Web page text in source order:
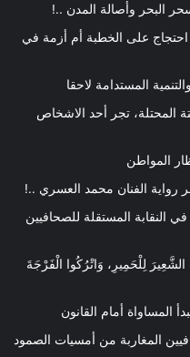
البحر وأصالة المدن ..!
احتجاج على الخطبة أم أزمة في
المستدامة لاحقا
المحتلة، تجر أحد الاشخاص
المواطن
رواية الفنان محمد العسري ..!
النقابة المستقلة للصحافيين
لِلْحَمِيرِ، وَاتْرُكُوا الْفَرْجَةَ
أمام القانون
المغاربة من أمسيات الصمود